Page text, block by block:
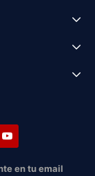
en tu email